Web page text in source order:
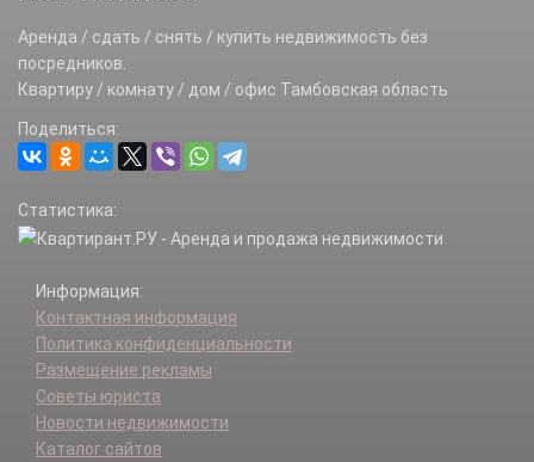
Мордовский р-н.
Моршанск г.
Моршанский р-н.
Мучкапский р-н.
Первомайский р-н.
Петровский р-н.
Рассказово г.
Рассказовский р-н.
Сампурский р-н.
Сосновский р-н.
Староюрьевский р-н.
Тамбов г.
Тамбовский р-н.
Токаревский р-н.
Уварово г.
Аренда / сдать / снять / купить недвижимость без
посредников.
Квартиру / комнату / дом / офис Тамбовская область
Поделиться:
Статистика:
Информация:
Контактная информация
Политика конфиденциальности
Размещение рекламы
Советы юриста
Новости недвижимости
Каталог сайтов